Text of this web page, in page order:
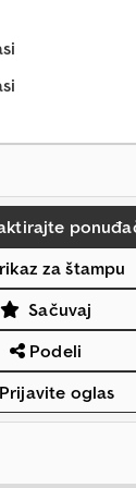
za štampu
Sačuvaj
Podeli
oglas